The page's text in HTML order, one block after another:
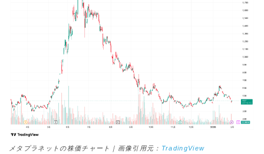
メタプラネットの株価チャート｜画像引用元： TradingView